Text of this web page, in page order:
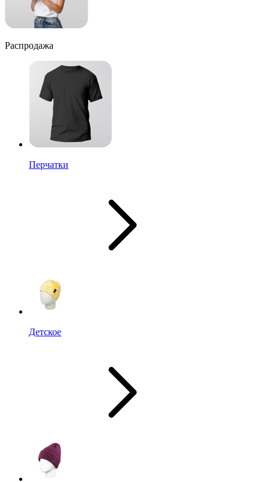
Распродажа
Перчатки
Детское